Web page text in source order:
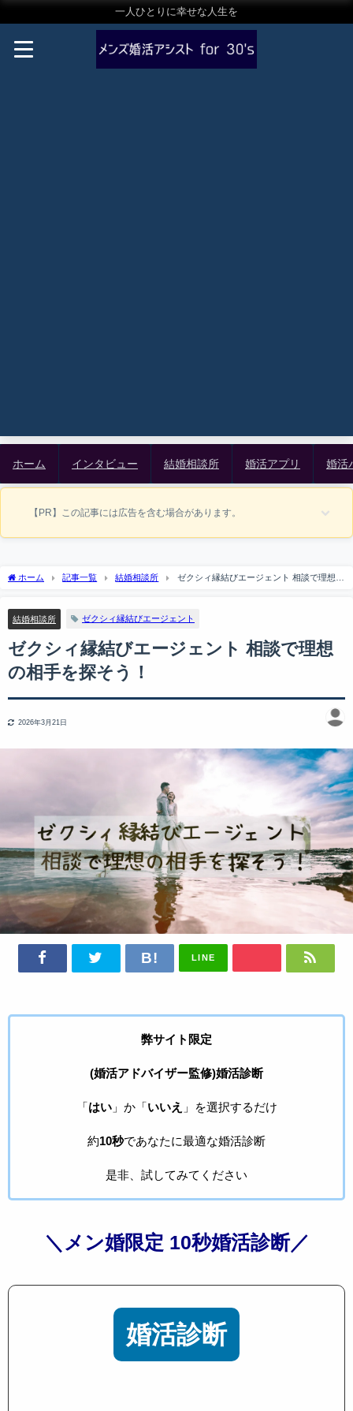
一人ひとりに幸せな人生を
ホーム インタビュー 結婚相談所 婚活アプリ 婚活
【PR】この記事には広告を含む場合があります。
ホーム 記事一覧 結婚相談所
ゼクシィ縁結びエージェント 相談で理想の
結婚相談所 ゼクシィ縁結びエージェント
ゼクシィ縁結びエージェント 相談で理想
の相手を探そう！
2026年3月21日
LINE
弊サイト限定
(婚活アドバイザー監修)婚活診断
「はい」か「いいえ 」を選択するだけ
約10秒であなたに最適な婚活診断
是非、試してみてください
＼メン婚限定 10秒婚活診断／
婚活診断